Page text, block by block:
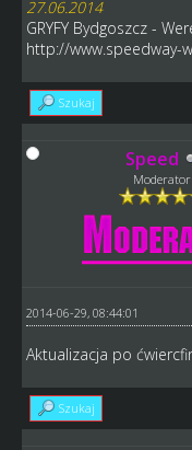
27.06.2014
GRYFY Bydgoszcz -
http://www.speedway-
Szukaj
Speed
Moderator
2014-06-29, 08:44:01
Aktualizacja po
Szukaj